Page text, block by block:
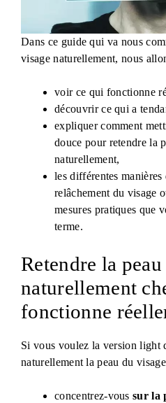
Dans ce guide qui va nous
visage naturellement, nous
voir ce qui fonctionne
découvrir ce qui a
expliquer comment
douce pour retendre la
naturellement,
les différentes
relâchement du visage
mesures pratiques que
terme.
Retendre la
naturellement
fonctionne
Si vous voulez la version light
naturellement la peau du
concentrez-voussur la